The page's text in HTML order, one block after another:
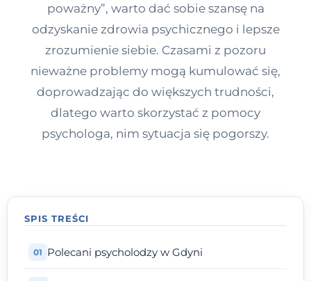
poważny”, warto dać sobie szansę na
odzyskanie zdrowia psychicznego i lepsze
zrozumienie siebie. Czasami z pozoru
nieważne problemy mogą kumulować się,
doprowadzając do większych trudności,
dlatego warto skorzystać z pomocy
psychologa, nim sytuacja się pogorszy.
SPIS TREŚCI
Polecani psycholodzy w Gdyni